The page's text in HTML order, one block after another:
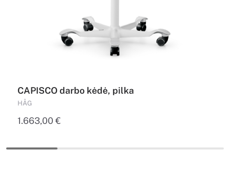
CAPISCO darbo kėdė, pilka
HÅG
1.663,00 €